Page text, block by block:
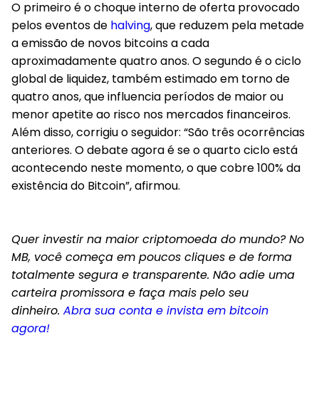
O primeiro é o choque interno de oferta provocado
pelos eventos de halving, que reduzem pela metade
a emissão de novos bitcoins a cada
aproximadamente quatro anos. O segundo é o ciclo
global de liquidez, também estimado em torno de
quatro anos, que influencia períodos de maior ou
menor apetite ao risco nos mercados financeiros.
Além disso, corrigiu o seguidor: “São três ocorrências
anteriores. O debate agora é se o quarto ciclo está
acontecendo neste momento, o que cobre 100% da
existência do Bitcoin”, afirmou.
Quer investir na maior criptomoeda do mundo? No
MB, você começa em poucos cliques e de forma
totalmente segura e transparente. Não adie uma
carteira promissora e faça mais pelo seu
dinheiro. Abra sua conta e invista em bitcoin
agora!